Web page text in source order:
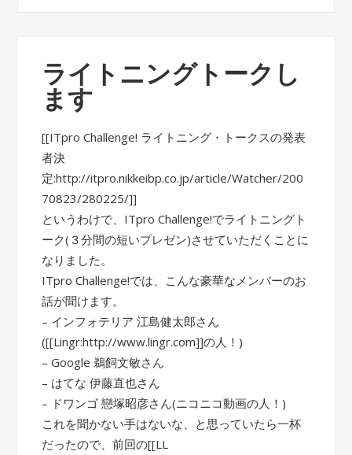
ライトニングトークし
ます
[[ITpro Challenge! ライトニング・トークスの発表
者決
定:http://itpro.nikkeibp.co.jp/article/Watcher/200
70823/280225/]]
というわけで、ITpro Challenge!でライトニングト
ーク(３分間の短いプレゼン)させていただくことに
なりました。
ITpro Challenge!では、こんな豪華なメンバーのお
話が聞けます。
– インフォテリア 江島健太郎さん
([[Lingr:http://www.lingr.com]]の人！)
– Google 鵜飼文敏さん
– はてな 伊藤直也さん
– ドワンゴ 戀塚昭彦さん(ニコニコ動画の人！)
これを聞かない手はないな、と思っていたら一杯
だったので、前回の[[LL